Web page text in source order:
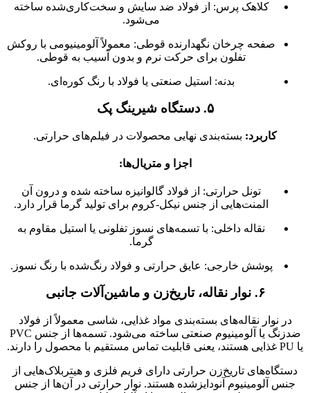
کلاهک پرس: از فولاد ضد سایش و سخت‌کاری‌شده ساخته
می‌شود.
صفحه چرخان نگهدارنده قوطی: معمولاً آلومینیومی با روکش
تفلون برای حرکت نرم و بدون آسیب به قوطی.
بدنه: استیل صنعتی یا فولاد با رنگ کوره‌ای.
۵. دستگاه شیرینگ پک
کاربرد: بسته‌بندی نهایی محصولات در فیلم‌های حرارتی.
اجزا و متریال‌ها:
تونل حرارتی: از فولاد گالوانیزه ساخته شده و درون آن
المنت‌هایی از جنس نیکل-کروم برای تولید گرما قرار دارد.
نقاله داخلی: با تسمه‌های نسوز تفلونی یا استیل مقاوم به
گرما.
پوشش خارجی: عایق حرارتی و فولاد رنگ‌شده با رنگ نسوز.
۶. نوار نقاله، تاریخ‌زن و ماشین‌آلات جانبی
در نوار نقاله‌های بسته‌بندی مواد غذایی، شاسی معمولاً از فولاد
ضدزنگ یا آلومینیوم صنعتی ساخته می‌شود. تسمه‌ها از جنس PVC
یا PU غذایی هستند، یعنی قابلیت تماس مستقیم با محصول را دارند.
دستگاه‌های تاریخ‌زن حرارتی دارای فریم فلزی و هیتربلاک‌هایی از
جنس آلومینیوم آنودایزشده هستند. نوار حرارتی در آن‌ها از جنس